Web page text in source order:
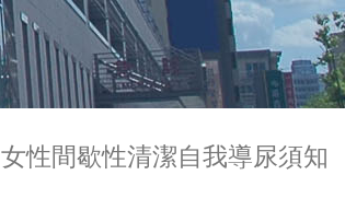
女性間歇性清潔自我導尿須知